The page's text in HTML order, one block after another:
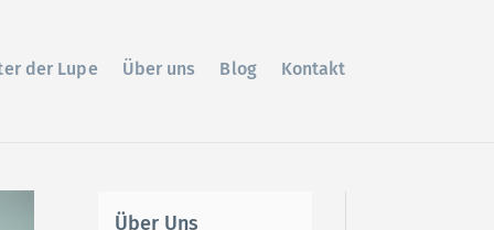
der Lupe Über uns Blog Kontakt
Über Uns